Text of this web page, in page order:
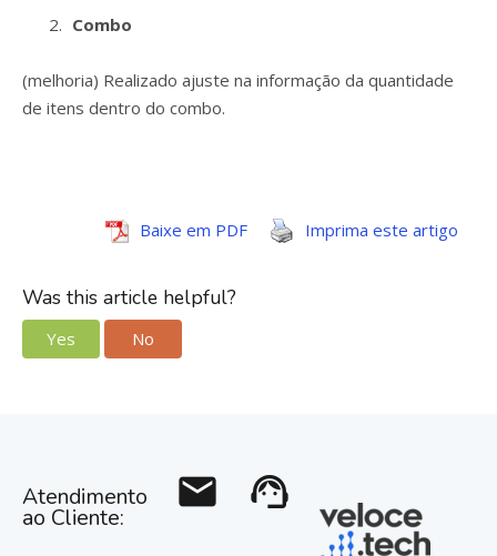
Combo
(melhoria) Realizado ajuste na informação da quantidade
de itens dentro do combo.
Baixe em PDF Imprima este artigo
Was this article helpful?
Yes No
Atendimento
ao Cliente:
mail support_agent